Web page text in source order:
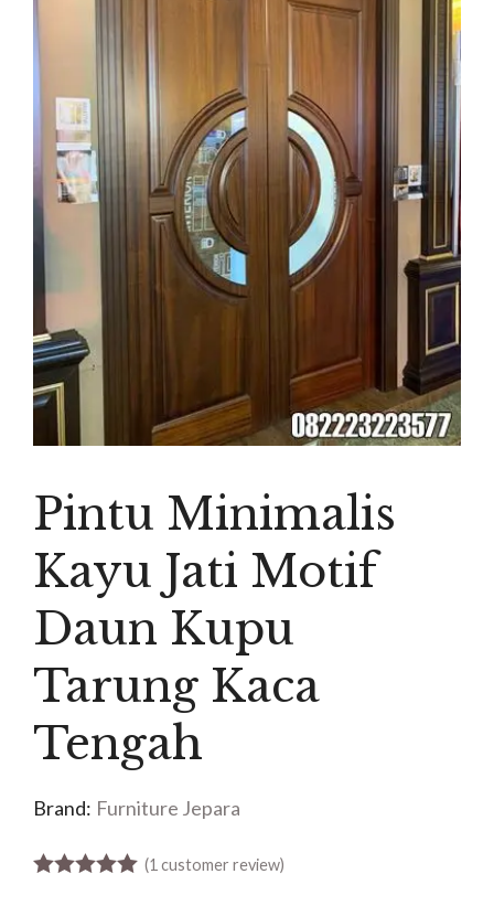
Pintu Minimalis
Kayu Jati Motif
Daun Kupu
Tarung Kaca
Tengah
Brand: Furniture Jepara
(1 customer review)